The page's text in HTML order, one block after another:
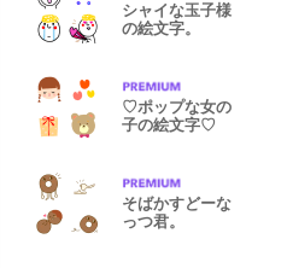
シャイな玉子様
の絵文字。
♡ポップな女の
子の絵文字♡
そばかすどーな
っつ君。